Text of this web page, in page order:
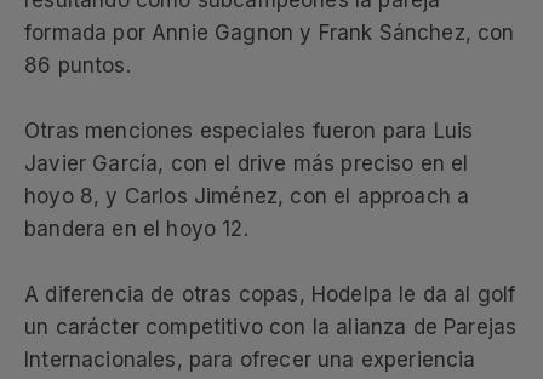
formada por Annie Gagnon y Frank Sánchez, con
86 puntos.
Otras menciones especiales fueron para Luis
Javier García, con el drive más preciso en el
hoyo 8, y Carlos Jiménez, con el approach a
bandera en el hoyo 12.
A diferencia de otras copas, Hodelpa le da al golf
un carácter competitivo con la alianza de Parejas
Internacionales, para ofrecer una experiencia